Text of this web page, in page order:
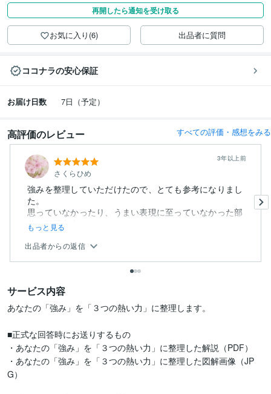
再開したら通知を受け取る
お気に入り(6) 出品者に質問
ココナラの安心保証
お届け日数 7日（予定）
高評価のレビュー すべての評価・感想をみる
さくらひめ
3年以上前
強みを整理していただけたので、とても参考になりまし
た。
思っていなかったり、うまい表現に至っていなかった部
分が整理出来...
もっと見る
出品者からの返信
サービス内容
あなたの「強み」を「３つの熱い力」に整理します。
■正式な回答時にお送りするもの
・あなたの「強み」を「３つの熱い力」に整理した解説（PDF）
・あなたの「強み」を「３つの熱い力」に整理した図解画像（JP
G）